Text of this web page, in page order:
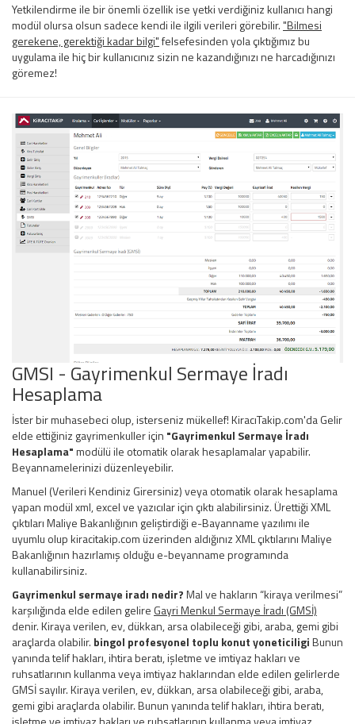
Yetkilendirme ile bir önemli özellik ise yetki verdiğiniz kullanıcı hangi
modül olursa olsun sadece kendi ile ilgili verileri görebilir."Bilmesi
gerekene, gerektiği kadar bilgi"felsefesinden yola çıktığımız bu
uygulama ile hiç bir kullanıcınız sizin ne kazandığınızı ne harcadığınızı
göremez!
GMSI - Gayrimenkul Sermaye İradı
Hesaplama
İster bir muhasebeci olup, isterseniz mükellef! KiracıTakip.com'da Gelir
elde ettiğiniz gayrimenkuller için "Gayrimenkul Sermaye İradı
Hesaplama"modülü ile otomatik olarak hesaplamalar yapabilir.
Beyannamelerinizi düzenleyebilir.
Manuel (Verileri Kendiniz Girersiniz) veya otomatik olarak hesaplama
yapan modül xml, excel ve yazıcılar için çıktı alabilirsiniz. Ürettiği XML
çıktıları Maliye Bakanlığının geliştirdiği e-Bayanname yazılımı ile
uyumlu olup kiracitakip.com üzerinden aldığınız XML çıktılarını Maliye
Bakanlığının hazırlamış olduğu e-beyanname programında
kullanabilirsiniz.
Gayrimenkul sermaye iradı nedir?Mal ve hakların “kiraya verilmesi”
karşılığında elde edilen gelire Gayri Menkul Sermaye İradı (GMSİ)
denir. Kiraya verilen, ev, dükkan, arsa olabileceği gibi, araba, gemi gibi
araçlarda olabilir. bingol profesyonel toplu konut yoneticiligiBunun
yanında telif hakları, ihtira beratı, işletme ve imtiyaz hakları ve
ruhsatlarının kullanma veya imtiyaz haklarından elde edilen gelirlerde
GMSİ sayılır. Kiraya verilen, ev, dükkan, arsa olabileceği gibi, araba,
gemi gibi araçlarda olabilir. Bunun yanında telif hakları, ihtira beratı,